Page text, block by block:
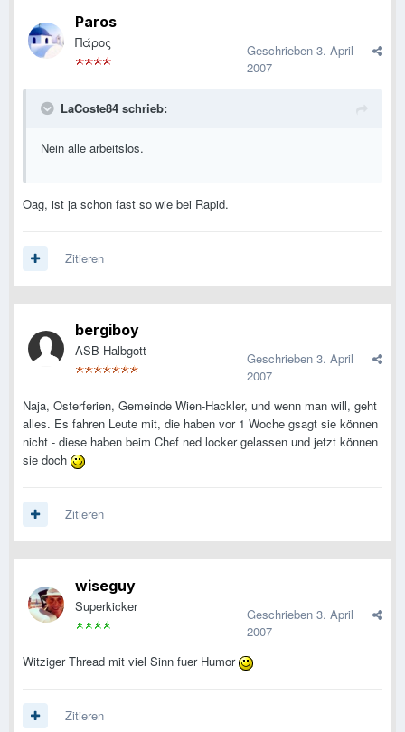
Paros
Πάρος Geschrieben 3. April
2007
LaCoste84 schrieb:
Nein alle arbeitslos.
Oag, ist ja schon fast so wie bei Rapid.
Zitieren
bergiboy
ASB-Halbgott Geschrieben 3. April
2007
Naja, Osterferien, Gemeinde Wien-Hackler, und wenn man will, geht
alles. Es fahren Leute mit, die haben vor 1 Woche gsagt sie können
nicht - diese haben beim Chef ned locker gelassen und jetzt können
sie doch
Zitieren
wiseguy
Superkicker Geschrieben 3. April
2007
Witziger Thread mit viel Sinn fuer Humor
Zitieren